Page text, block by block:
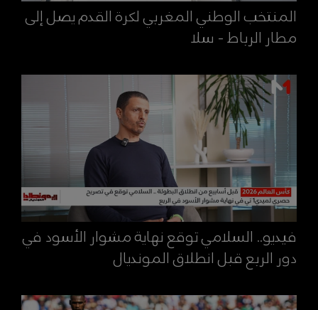
المنتخب الوطني المغربي لكرة القدم يصل إلى
مطار الرباط - سلا
فيديو.. السلامي توقع نهاية مشوار الأسود في
دور الربع قبل انطلاق المونديال